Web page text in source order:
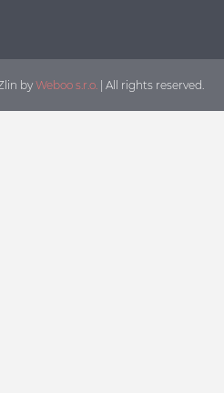
by Weboo s.r.o. | All rights reserved.